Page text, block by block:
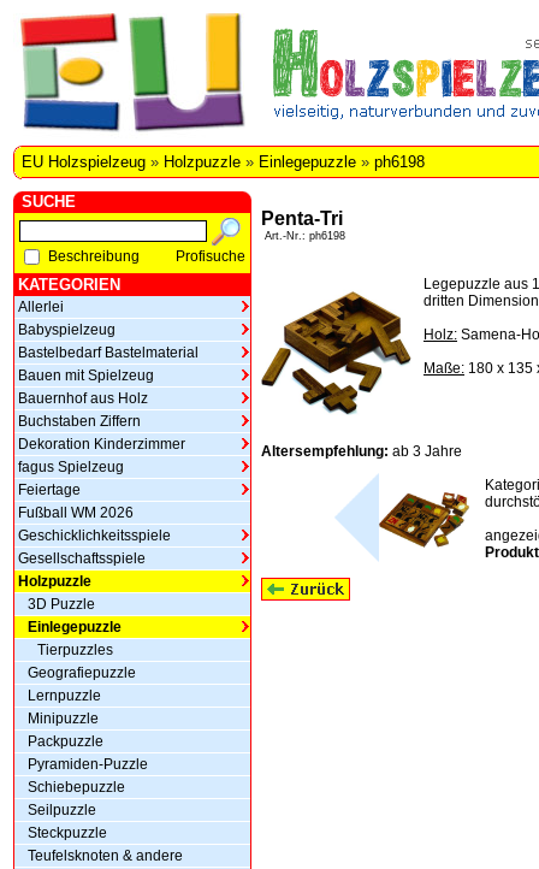
EU Holzspielzeug » Holzpuzzle » Einlegepuzzle » ph6198
SUCHE
Beschreibung Profisuche
KATEGORIEN
Allerlei
Babyspielzeug
Bastelbedarf Bastelmaterial
Bauen mit Spielzeug
Bauernhof aus Holz
Buchstaben Ziffern
Dekoration Kinderzimmer
fagus Spielzeug
Feiertage
Fußball WM 2026
Geschicklichkeitsspiele
Gesellschaftsspiele
Holzpuzzle
3D Puzzle
Einlegepuzzle
Tierpuzzles
Geografiepuzzle
Lernpuzzle
Minipuzzle
Packpuzzle
Pyramiden-Puzzle
Schiebepuzzle
Seilpuzzle
Steckpuzzle
Teufelsknoten & andere
Penta-Tri
Art.-Nr.: ph6198
Legepuzzle aus
dritten
Holz: Samena-
Maße: 180 x 135
Altersempfehlung: ab 3 Jahre